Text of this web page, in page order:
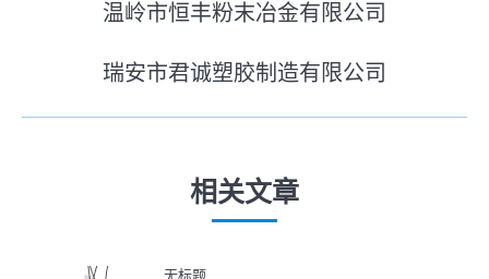
历
史
的
文
温岭市恒丰粉末冶金有限公司
未
来
文
章：
瑞安市君诚塑胶制造有限公司
相关文章
无标题